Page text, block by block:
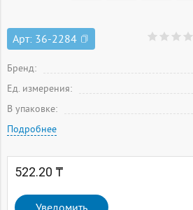
Арт: 36-2284
Бренд:
Ед. измерения:
В упаковке:
Подробнее
522.20 ₸
Уведомить